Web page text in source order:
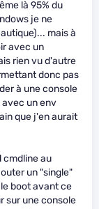
là 95% du
je ne
mais à
avec un
rien vu d'autre
donc pas
à une console
avec un env
que j'en aurait
cmdline au
un "single"
boot avant ce
sur une console